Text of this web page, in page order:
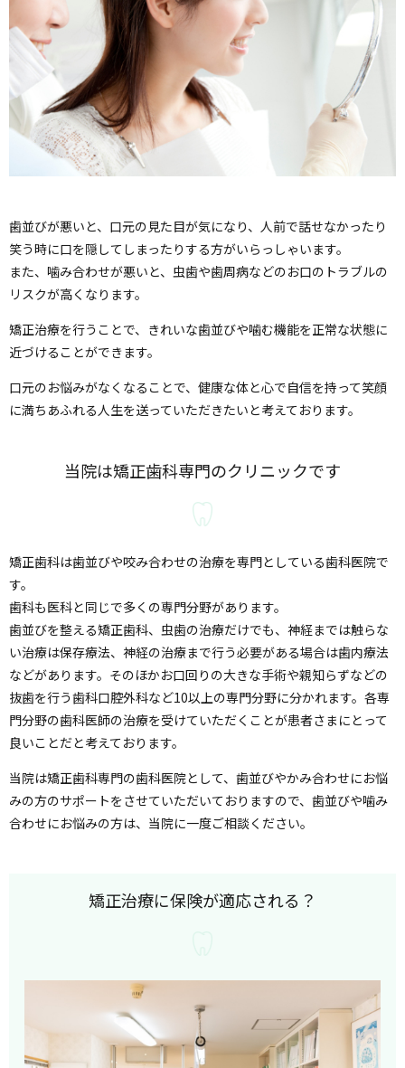
歯並びが悪いと、口元の見た目が気になり、人前で話せなかったり
笑う時に口を隠してしまったりする方がいらっしゃいます。
また、噛み合わせが悪いと、虫歯や歯周病などのお口のトラブルの
リスクが高くなります。
矯正治療を行うことで、きれいな歯並びや噛む機能を正常な状態に
近づけることができます。
口元のお悩みがなくなることで、健康な体と心で自信を持って笑顔
に満ちあふれる人生を送っていただきたいと考えております。
当院は矯正歯科専門のクリニックです
矯正歯科は歯並びや咬み合わせの治療を専門としている歯科医院で
す。
歯科も医科と同じで多くの専門分野があります。
歯並びを整える矯正歯科、虫歯の治療だけでも、神経までは触らな
い治療は保存療法、神経の治療まで行う必要がある場合は歯内療法
などがあります。そのほかお口回りの大きな手術や親知らずなどの
抜歯を行う歯科口腔外科など10以上の専門分野に分かれます。各専
門分野の歯科医師の治療を受けていただくことが患者さまにとって
良いことだと考えております。
当院は矯正歯科専門の歯科医院として、歯並びやかみ合わせにお悩
みの方のサポートをさせていただいておりますので、歯並びや噛み
合わせにお悩みの方は、当院に一度ご相談ください。
矯正治療に保険が適応される？